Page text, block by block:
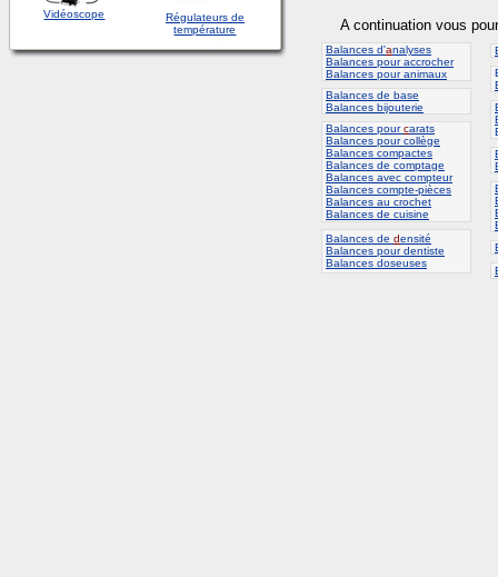
Vidéoscope
Régulateurs de
température
A continuation vous
Balances d'analyses
Balances pour accrocher
Balances pour animaux
Balances de base
Balances bijouterie
Balances pourcarats
Balances pour collège
Balances compactes
Balances de comptage
Balances avec compteur
Balances compte-pièces
Balances au crochet
Balances de cuisine
Balances de densité
Balances pour dentiste
Balances doseuses